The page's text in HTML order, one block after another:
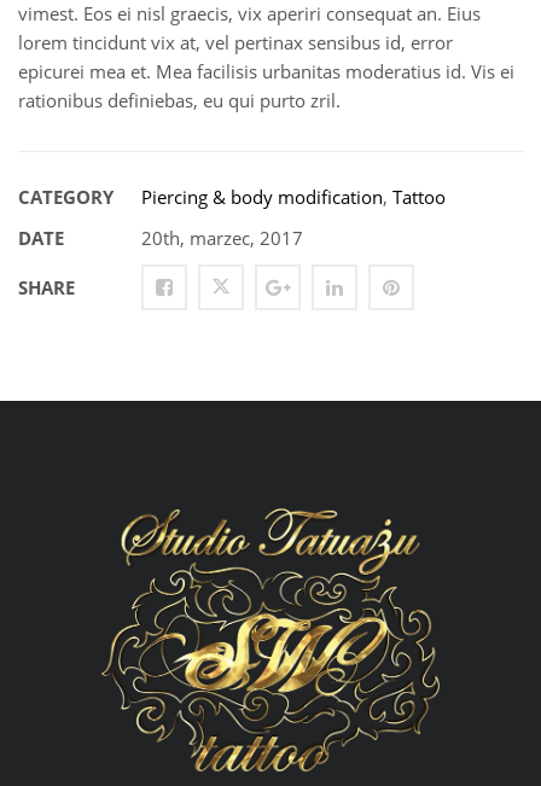
vimest. Eos ei nisl graecis, vix aperiri consequat an. Eius
lorem tincidunt vix at, vel pertinax sensibus id, error
epicurei mea et. Mea facilisis urbanitas moderatius id. Vis ei
rationibus definiebas, eu qui purto zril.
CATEGORY Piercing & body modification, Tattoo
DATE
20th, marzec, 2017
SHARE